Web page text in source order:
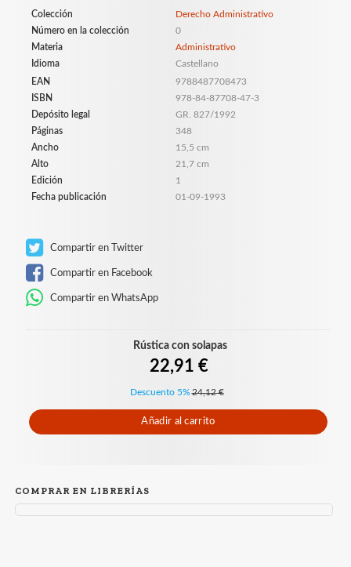
Colección
Derecho Administrativo
Número en la colección
0
Materia
Administrativo
Idioma
Castellano
EAN
9788487708473
ISBN
978-84-87708-47-3
Depósito legal
GR. 827/1992
Páginas
348
Ancho
15,5 cm
Alto
21,7 cm
Edición
1
Fecha publicación
01-09-1993
Compartir en Twitter
Compartir en Facebook
Compartir en WhatsApp
Rústica con solapas
22,91 €
Descuento 5% 24,12 €
Añadir al carrito
COMPRAR EN LIBRERÍAS